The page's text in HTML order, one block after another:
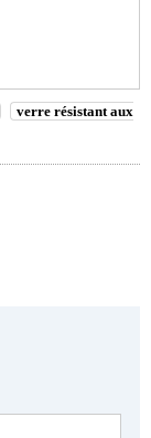
verre résistant aux